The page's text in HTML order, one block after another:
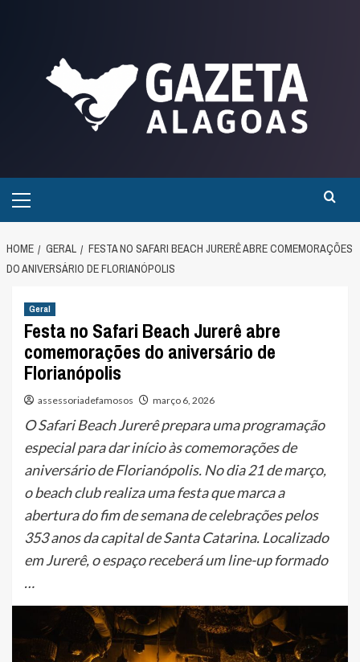
Menu
HOME GERAL
FESTA NO SAFARI BEACH JURERÊ ABRE COMEMORAÇÕES
DO ANIVERSÁRIO DE FLORIANÓPOLIS
Geral
Festa no Safari Beach Jurerê abre
comemorações do aniversário de
Florianópolis
assessoriadefamosos março 6, 2026
O Safari Beach Jurerê prepara uma programação
especial para dar início às comemorações de
aniversário de Florianópolis. No dia 21 de março,
o beach club realiza uma festa que marca a
abertura do fim de semana de celebrações pelos
353 anos da capital de Santa Catarina. Localizado
em Jurerê, o espaço receberá um line-up formado
…